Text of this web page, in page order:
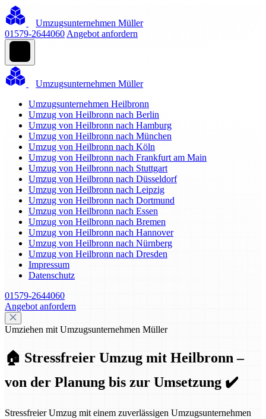
Umzugsunternehmen Müller
01579-2644060 Angebot anfordern
Umzugsunternehmen Müller
Umzugsunternehmen Heilbronn
Umzug von Heilbronn nach Berlin
Umzug von Heilbronn nach Hamburg
Umzug von Heilbronn nach München
Umzug von Heilbronn nach Köln
Umzug von Heilbronn nach Frankfurt am Main
Umzug von Heilbronn nach Stuttgart
Umzug von Heilbronn nach Düsseldorf
Umzug von Heilbronn nach Leipzig
Umzug von Heilbronn nach Dortmund
Umzug von Heilbronn nach Essen
Umzug von Heilbronn nach Bremen
Umzug von Heilbronn nach Hannover
Umzug von Heilbronn nach Nürnberg
Umzug von Heilbronn nach Dresden
Impressum
Datenschutz
01579-2644060
Angebot anfordern
Umziehen mit Umzugsunternehmen Müller
🏠 Stressfreier Umzug mit Heilbronn –
von der Planung bis zur Umsetzung ✔️
Stressfreier Umzug mit einem zuverlässigen Umzugsunternehmen